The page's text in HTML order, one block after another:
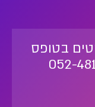
בטופס
קשר במס הווצאפ 052-481-